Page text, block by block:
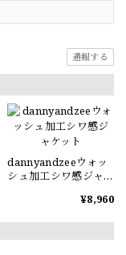
通報する
dannyandzeeウォッ
シュ加工シワ感ジャ
¥8,960